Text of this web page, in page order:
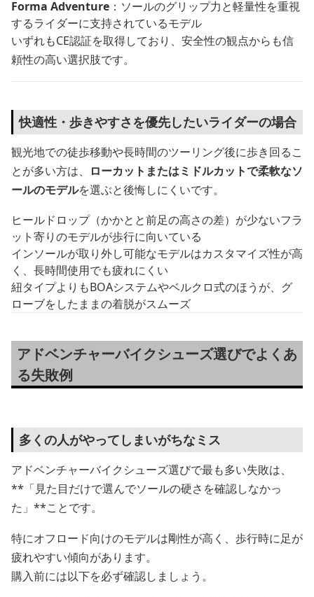
Forma Adventure ：ソールのグリップ力と軽量性を重視
するライダーに支持されているモデル
いずれもCE認証を取得しており、安全性の観点からも信
頼性の高い選択肢です。
快適性・歩きやすさを優先したいライダーの場合
観光地での徒歩移動や長時間のツーリング後に歩き回るこ
とが多い方は、
ローカットまたはミドルカットで柔軟なソ
ールのモデルを選ぶと後悔しにくいです。
ヒールドロップ（かかとと前足の高さの差）が少ないフラ
ット寄りのモデルが歩行に向いている
インソールが取り外し可能なモデルはカスタマイズ性が高
く、長時間使用でも疲れにくい
紐タイプよりもBOAシステムやベルクロ式のほうが、グ
ローブをしたままの着脱がスムーズ
アドベンチャーバイクシューズ選びでよくあ
る失敗例
多くの人がやってしまいがちなミス
アドベンチャーバイクシューズ選びで最も多い失敗は、
**「見た目だけで選んでソールの硬さを確認しなかっ
た」**ことです。
特にオフロード向けのモデルは剛性が高く、歩行時に足が
疲れやすい傾向があります。
購入前には以下を必ず確認しましょう。